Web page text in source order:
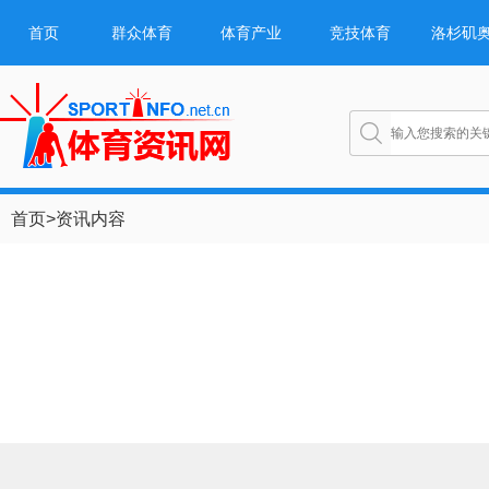
首页 群众体育 体育产业 竞技体育 洛杉矶
首页>资讯内容